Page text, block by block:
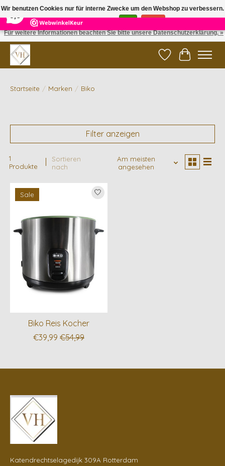
5 Reviews ×
✓ Gratis verzending vanaf €200 | ✓ 14 dagen retourneren
Wunschzettel
Ihr
Startseite / Marken / Biko
Filter anzeigen
1
Produkte
Sortieren
nach
Am meisten
angesehen
Sale
Biko Reis Kocher
€39,99 €54,99
Katendrechtselagedijk 309A Rotterdam
Wir benutzen Cookies nur für interne Zwecke um den Webshop zu verbessern.
Ist das in Ordnung?
Für weitere Informationen beachten Sie bitte unsere Datenschutzerklärung. »